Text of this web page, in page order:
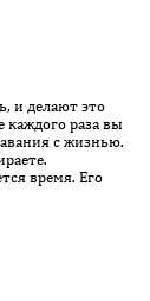
и делают это
каждого раза вы
с жизнью.
время. Его